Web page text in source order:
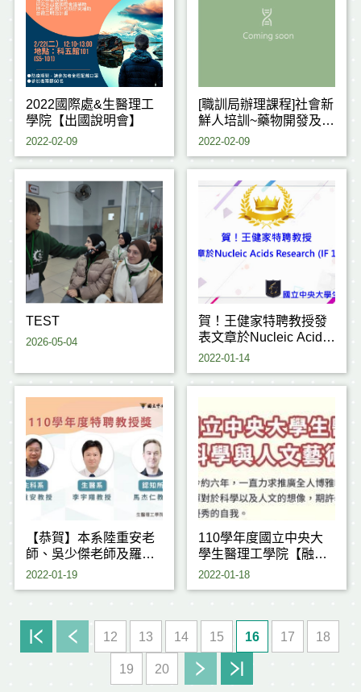
2022國際處&生醫理工
學院【出國說明會】
2022-02-09
[職訓局辦理課程]社會新
鮮人培訓~藥物開發及臨
床試驗從業人員培訓班
2022-02-09
TEST
2026-05-04
賀！王健家特聘教授發
表文章於Nucleic Acids
Research (IF 16.971)
2022-01-14
【恭賀】本系陸重安老
師、吳少傑老師及羅月
霞老師獲獎
2022-01-19
110學年度國立中央大
學生醫理工學院【融合
生醫科學與人文藝術創
2022-01-18
12 13 14 15 16 17 18
19 20